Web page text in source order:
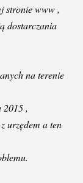
stronie www ,
dostarczania
na terenie
,
urzędem a ten